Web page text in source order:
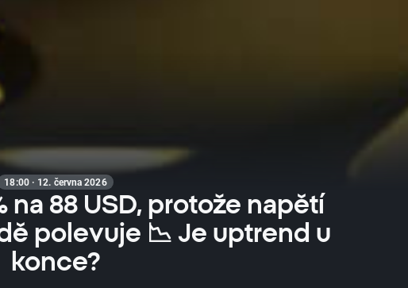
18:00 · 12. června 2026
na 88 USD, protože napětí
polevuje 📉 Je uptrend u
konce?